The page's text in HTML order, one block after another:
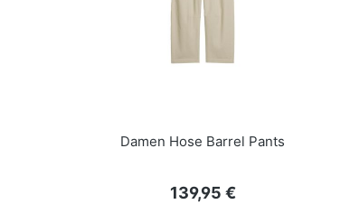
Damen Hose Barrel Pants
Regulärer Preis:
139,95 €